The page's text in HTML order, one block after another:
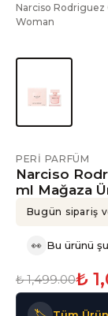
Narciso Rodriguez
Woman
PERI PARFÜM
Narciso
ml Mağaza
Bugün sipariş
👀 Bu ürünü
₺ 1,499.00₺